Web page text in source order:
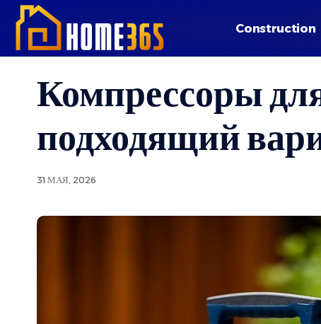
Construction
Компрессоры
подходящий
31 МАЯ, 2026